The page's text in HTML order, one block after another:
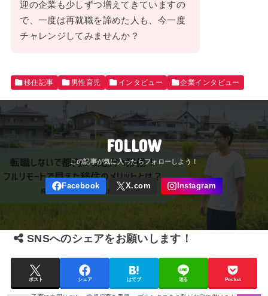
迎の企業も少しずつ増えてきていますの
で、一度は再就職を諦めた人も、今一度
チャレンジしてみませんか？
移住記事 男性育児 インタビュー 企業インタビュー
FOLLOW
SNSへのシェアをお願いします！
ポスト シェア はてブ 送る Pocket